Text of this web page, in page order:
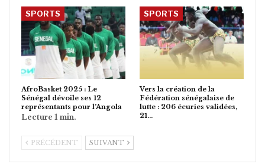
SPORTS
AfroBasket 2025 : Le
Sénégal dévoile ses 12
représentants pour l’Angola
SPORTS
Vers la création de la
Fédération sénégalaise de
lutte : 206 écuries validées,
21…
PRÉCÉDENT SUIVANT